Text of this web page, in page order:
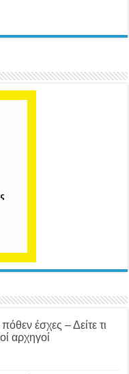
έσχες – Δείτε τι
αρχηγοί